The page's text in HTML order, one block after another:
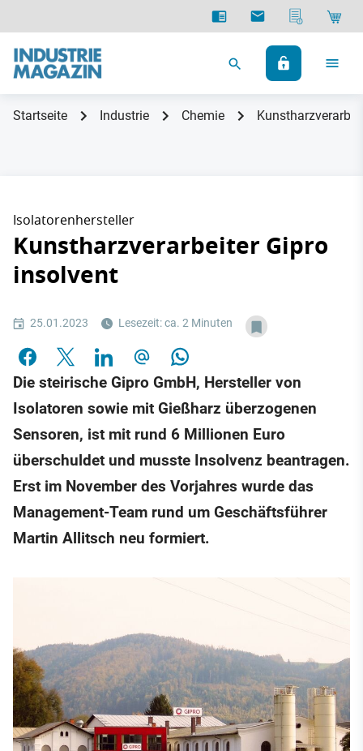
Startseite Industrie Chemie
Isolatorenhersteller
Kunstharzverarbeiter Gipro
insolvent
25.01.2023 Lesezeit: ca. 2 Minuten
Die steirische Gipro GmbH, Hersteller von
Isolatoren sowie mit Gießharz überzogenen
Sensoren, ist mit rund 6 Millionen Euro
überschuldet und musste Insolvenz beantragen.
Erst im November des Vorjahres wurde das
Management-Team rund um Geschäftsführer
Martin Allitsch neu formiert.